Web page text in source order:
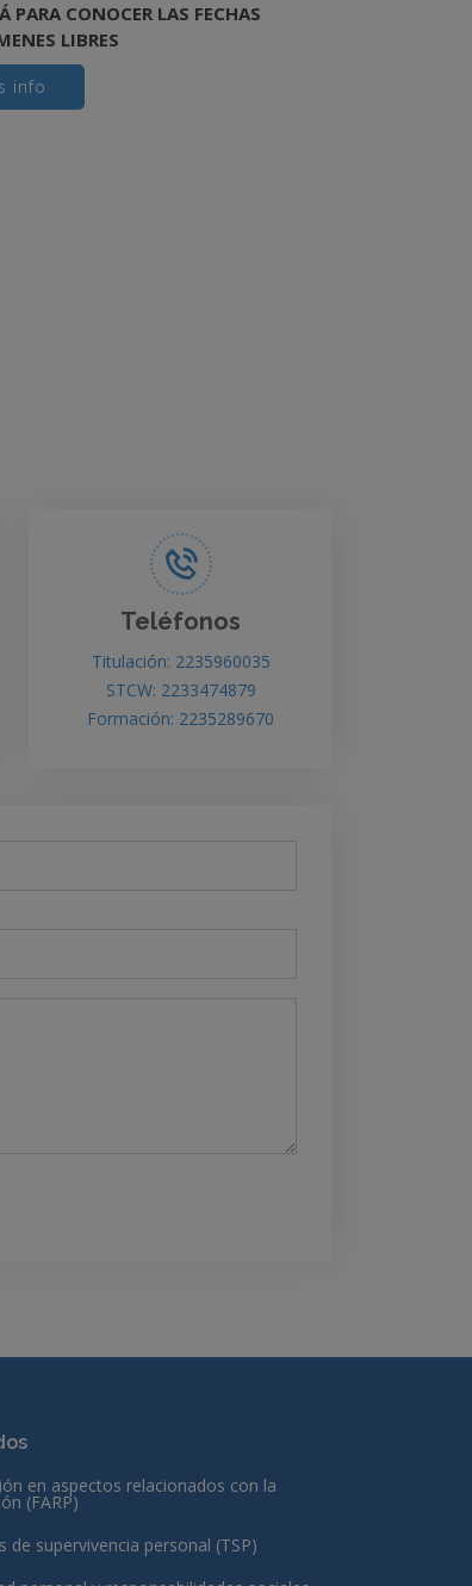
PARA CONOCER LAS FECHAS
LIBRES
info
Teléfonos
Titulación: 2235960035
STCW: 2233474879
Formación: 2235289670
en aspectos relacionados con la
(FARP)
de supervivencia personal (TSP)